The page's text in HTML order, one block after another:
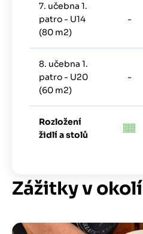
7. učebna 1.
patro - U14
(80 m2)
-
8. učebna 1.
patro - U20
(60 m2)
-
Rozložení
židlí a stolů
Zážitky v okolí